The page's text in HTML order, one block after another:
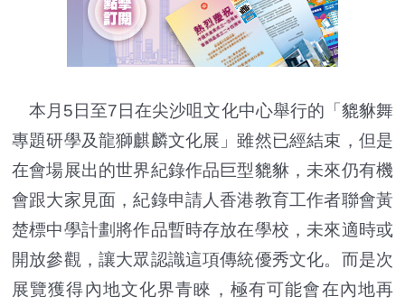
本月5日至7日在尖沙咀文化中心舉行的「貔貅舞
專題研學及龍獅麒麟文化展」雖然已經結束，但是
在會場展出的世界紀錄作品巨型貔貅，未來仍有機
會跟大家見面，紀錄申請人香港教育工作者聯會黃
楚標中學計劃將作品暫時存放在學校，未來適時或
開放參觀，讓大眾認識這項傳統優秀文化。而是次
展覽獲得內地文化界青睞，極有可能會在內地再